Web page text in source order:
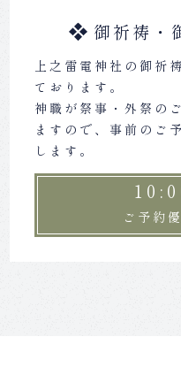
御祈祷・
上之雷電神社の御祈
ております。
神職が祭事・外祭の
ますので、事前のご
します。
ご予約